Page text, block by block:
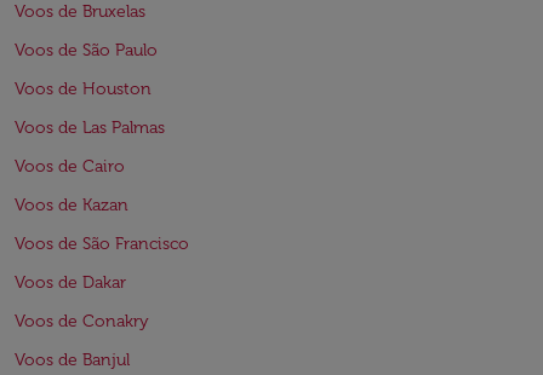
Voos de Bruxelas
Voos de São Paulo
Voos de Houston
Voos de Las Palmas
Voos de Cairo
Voos de Kazan
Voos de São Francisco
Voos de Dakar
Voos de Conakry
Voos de Banjul